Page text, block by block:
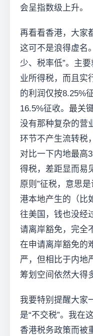
会呈指数级上升。
再看看香港，大家
这可不是浪得虚名
少、税率低”。主
业所得税，而且实
的利润仅按8.25%
16.5%征收。最关
没有那种复杂的营
环节不产生流转税
对比一下内地最高
得税，差距显而易
原则”征税，意思
港本地产生的（比
往美国，钱也没经
请离岸豁免，完全
在申请离岸豁免的
严，但相比于内地
筹划空间依然大得
我要特别提醒大家
是“不交税”。我在
香港税务政策而被